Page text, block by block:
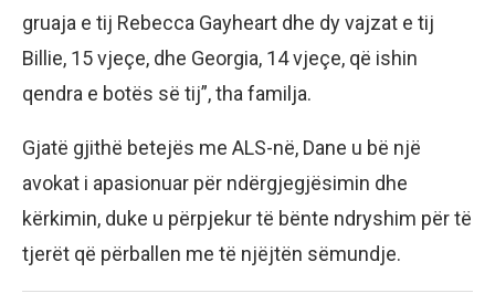
gruaja e tij Rebecca Gayheart dhe dy vajzat e tij
Billie, 15 vjeçe, dhe Georgia, 14 vjeçe, që ishin
qendra e botës së tij”, tha familja.
Gjatë gjithë betejës me ALS-në, Dane u bë një
avokat i apasionuar për ndërgjegjësimin dhe
kërkimin, duke u përpjekur të bënte ndryshim për të
tjerët që përballen me të njëjtën sëmundje.